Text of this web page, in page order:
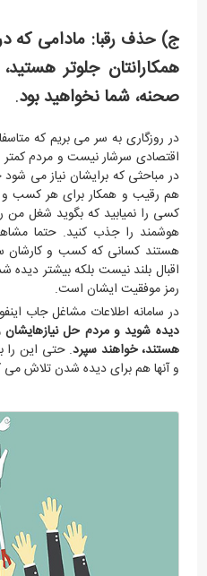
ج) حذف رقبا: مادامی که
همکارانتان جلوتر
صحنه، شما نخواهید بود.
در روزگاری به سر می بریم که
اقتصادی سرشار نیست و مردم کمتر
در مباحثی که برایشان نیاز می شود
هم رقیب و همکار برای هر کسب و
کسی را نمیابید که بگوید شغل من
هوشمند را جذب کنید. حتما
هستند کسانی که کسب و
اقبال بلند نیست بلکه بیشتر
رمز موفقیت ایشان است.
در سامانه اطلاعات مشاغل جاب
دیده شوید و مردم حل
هستند، خواهند سپرد. حتی این را
و آنها هم برای دیده شدن تلاش می